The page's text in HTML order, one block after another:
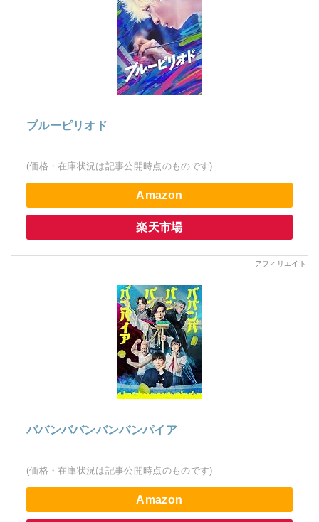
ブルーピリオド
(価格・在庫状況は記事公開時点のものです)
Amazon
楽天市場
ババンババンバンバンパイア
(価格・在庫状況は記事公開時点のものです)
Amazon